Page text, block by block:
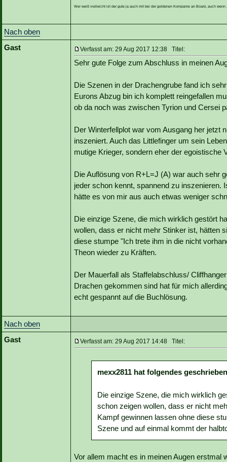
Wer weiß vielleicht ist der gute ja auch mit bei der goldenen Kompanie an Board, auch
Nach oben
Gast
Verfasst am: 29 Aug 2017 12:38 Titel:
Sehr gute Folge zum Abschluss in meinen
Die Szenen in der Drachengrube fand ich
Eurons Abzug bin ich komplett reingefallen
ob da noch was zwischen Tyrion und Cersei
Der Winterfellplot war vom Ausgang her jetzt
inszeniert. Auch das Littlefinger um sein
mutige Krieger, sondern eher der egoistische
Die Auflösung von R+L=J (A) war auch sehr
jeder schon kennt, spannend zu inszenieren.
hätte es von mir aus auch etwas weniger
Die einzige Szene, die mich wirklich gestört
wollen, dass er nicht mehr Stinker ist, hätten
diese stumpe "Ich trete ihm in die nicht
Theon wieder zu Kräften.
Der Mauerfall als Staffelabschluss/
Drachen gekommen sind hat für mich
echt gespannt auf die Buchlösung.
Nach oben
Gast
Verfasst am: 29 Aug 2017 14:48 Titel:
mexx2811 hat folgendes
Die einzige Szene, die mich wirklich
schon zeigen wollen, dass er nicht
Kampf gewinnen lassen ohne diese
Szene und auf einmal kommt der
Vor allem macht es in meinen Augen erstmal